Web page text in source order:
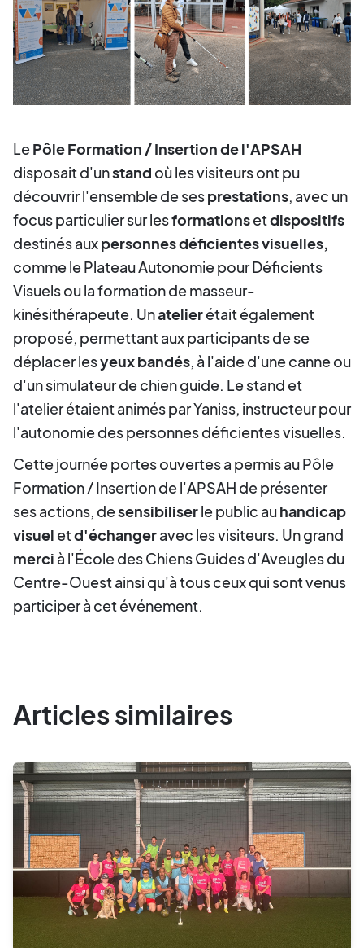
LePôle Formation / Insertion de l'APSAH
disposait d'unstand où les visiteurs ont pu
découvrir l'ensemble de sesprestations, avec un
focus particulier sur lesformationsetdispositifs
destinés auxpersonnes déficientes visuelles,
comme le Plateau Autonomie pour Déficients
Visuels ou la formation de masseur-
kinésithérapeute. Unatelierétait également
proposé, permettant aux participants de se
déplacer lesyeux bandés, à l'aide d'une canne ou
d'un simulateur de chien guide. Le stand et
l'atelier étaient animés par Yaniss, instructeur pour
l'autonomie des personnes déficientes visuelles.
Cette journée portes ouvertes a permis au Pôle
Formation / Insertion de l'APSAH de présenter
ses actions, desensibiliserle public auhandicap
visuel etd'échangeravec les visiteurs. Un grand
merci à l'École des Chiens Guides d'Aveugles du
Centre-Ouest ainsi qu'à tous ceux qui sont venus
participer à cet événement.
Articles similaires